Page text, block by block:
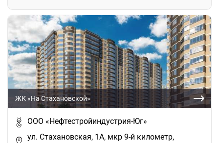
ЖК «На Стахановской»
ООО «Нефтестройиндустрия-Юг»
ул. Стахановская, 1А, мкр 9-й километр,